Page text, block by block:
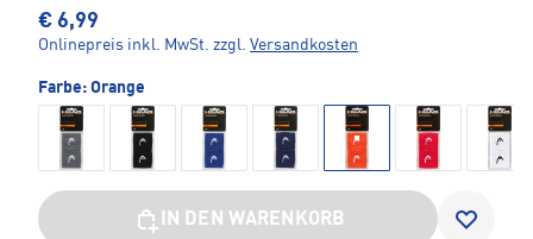
€ 6,99
Onlinepreis inkl. MwSt. zzgl. Versandkosten
Farbe: Orange
IN DEN WARENKORB